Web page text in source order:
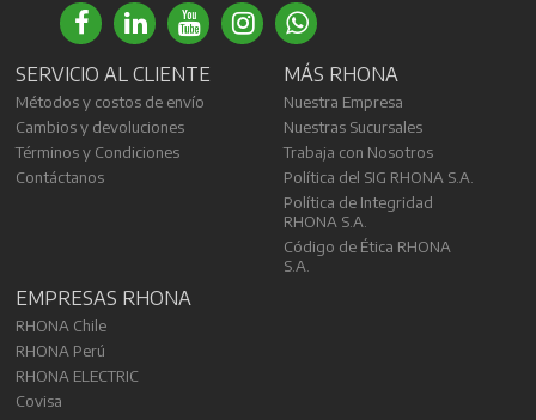
SERVICIO AL CLIENTE
Métodos y costos de envío
Cambios y devoluciones
Términos y Condiciones
Contáctanos
MÁS RHONA
Nuestra Empresa
Nuestras Sucursales
Trabaja con Nosotros
Política del SIG RHONA S.A.
Política de Integridad
RHONA S.A.
Código de Ética RHONA
S.A.
EMPRESAS RHONA
RHONA Chile
RHONA Perú
RHONA ELECTRIC
Covisa